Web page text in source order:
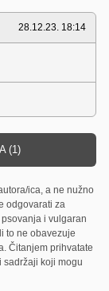
28.12.23. 18:14
(1)
ica, a ne nužno
odgovarati za
i vulgaran
to ne obavezuje
Čitanjem prihvatate
sadržaji koji mogu